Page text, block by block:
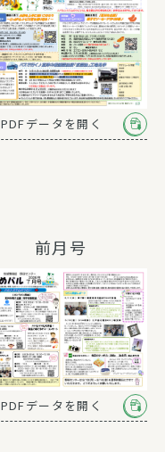
PDFデータを開く
前月号
PDFデータを開く